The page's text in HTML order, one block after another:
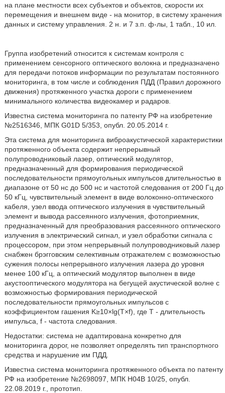
на плане местности всех субъектов и объектов, скорости их
перемещения и внешнем виде - на монитор, в систему хранения
данных и систему управления. 2 н. и 7 з.п. ф-лы, 1 табл., 10 ил.
Группа изобретений относится к системам контроля с
применением сенсорного оптического волокна и предназначено
для передачи потоков информации по результатам постоянного
мониторинга, в том числе и соблюдения ПДД (Правил дорожного
движения) протяженного участка дороги с применением
минимального количества видеокамер и радаров.
Известна система мониторинга по патенту РФ на изобретение
№2516346, МПК G01D 5/353, опубл. 20.05.2014 г.
Эта система для мониторинга виброакустической характеристики
протяженного объекта содержит непрерывный
полупроводниковый лазер, оптический модулятор,
предназначенный для формирования периодической
последовательности прямоугольных импульсов длительностью в
диапазоне от 50 нс до 500 нс и частотой следования от 200 Гц до
50 кГц, чувствительный элемент в виде волоконно-оптического
кабеля, узел ввода оптического излучения в чувствительный
элемент и вывода рассеянного излучения, фотоприемник,
предназначенный для преобразования рассеянного оптического
излучения в электрический сигнал, и узел обработки сигнала с
процессором, при этом непрерывный полупроводниковый лазер
снабжен брэгговским селективным отражателем с возможностью
сужения полосы непрерывного излучения лазера до уровня
менее 100 кГц, а оптический модулятор выполнен в виде
акустооптического модулятора на бегущей акустической волне с
возможностью формирования периодической
последовательности прямоугольных импульсов с
коэффициентом гашения K≥10×lg(T×f), где Т - длительность
импульса, f - частота следования.
Недостатки: система не адаптирована конкретно для
мониторинга дорог, не позволяет определять тип транспортного
средства и нарушение им ПДД.
Известна система мониторинга протяженного объекта по патенту
РФ на изобретение №2698097, МПК Н04В 10/25, опубл.
22.08.2019 г., прототип.